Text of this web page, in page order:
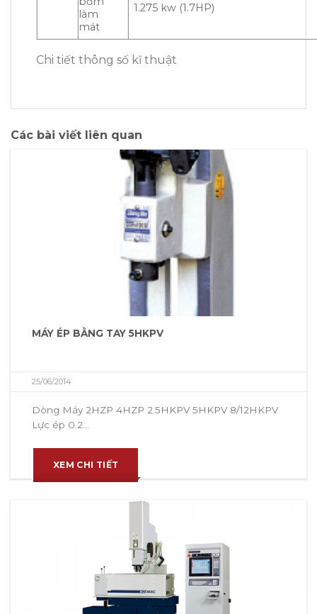
làm
mát
1.275 kw (1.7HP)
Chi tiết thông số kĩ thuật
Các bài viết liên quan
MÁY ÉP BẰNG TAY 5HKPV
25/06/2014
Dòng Máy 2HZP 4HZP 2.5HKPV 5HKPV 8/12HKPV
Lực ép 0.2...
XEM CHI TIẾT